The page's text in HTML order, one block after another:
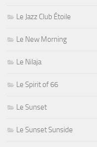
Le Jazz Club Étoile
Le New Morning
Le Nilaja
Le Spirit of 66
Le Sunset
Le Sunset Sunside